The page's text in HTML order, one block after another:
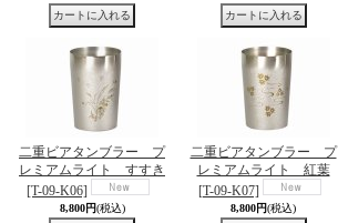
二重ビアタンブラー プ
レミアムライト すすき
[T-09-K06]
8,800円(税込)
二重ビアタンブラー プ
レミアムライト 紅葉
[T-09-K07]
8,800円(税込)